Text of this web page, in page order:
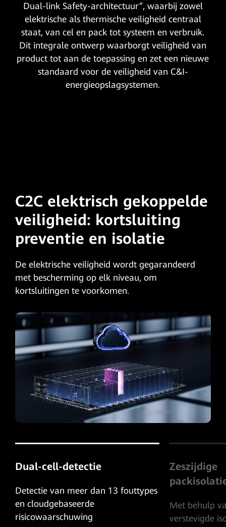
Dual-link Safety-architectuur”, waarbij zowel
elektrische als thermische veiligheid centraal
staat, van cel en pack tot systeem en verbruik.
Dit integrale ontwerp waarborgt veiligheid van
product tot aan de toepassing en zet een nieuwe
standaard voor de veiligheid van C&I-
energieopslagsystemen.
C2C elektrisch gekoppelde
veiligheid: kortsluiting
preventie en isolatie
De elektrische veiligheid wordt gegarandeerd
met bescherming op elk niveau, om
kortsluitingen te voorkomen.
Zeszijdige
Met behulp van gepatenteerde
verstevigde isolatiematerialen
op vijf
volledige